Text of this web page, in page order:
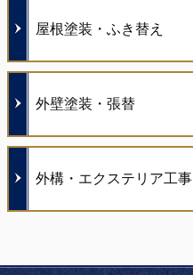
屋根塗装・ふき替え
外壁塗装・張替
外構・エクステリア工事